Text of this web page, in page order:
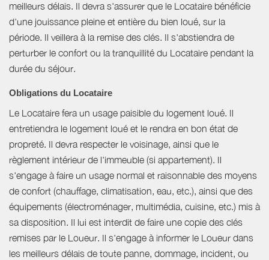
meilleurs délais. Il devra s'assurer que le Locataire bénéficie
d'une jouissance pleine et entière du bien loué, sur la
période. Il veillera à la remise des clés. Il s'abstiendra de
perturber le confort ou la tranquillité du Locataire pendant la
durée du séjour.
Obligations du Locataire
Le Locataire fera un usage paisible du logement loué. Il
entretiendra le logement loué et le rendra en bon état de
propreté. Il devra respecter le voisinage, ainsi que le
règlement intérieur de l'immeuble (si appartement). Il
s'engage à faire un usage normal et raisonnable des moyens
de confort (chauffage, climatisation, eau, etc.), ainsi que des
équipements (électroménager, multimédia, cuisine, etc.) mis à
sa disposition. Il lui est interdit de faire une copie des clés
remises par le Loueur. Il s'engage à informer le Loueur dans
les meilleurs délais de toute panne, dommage, incident, ou